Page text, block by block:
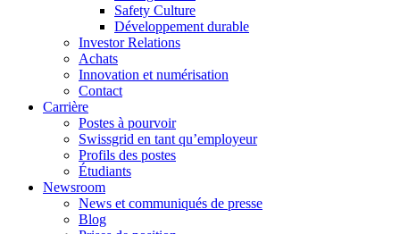
Safety Culture
Développement durable
Investor Relations
Achats
Innovation et numérisation
Contact
Carrière
Postes à pourvoir
Swissgrid en tant qu’employeur
Profils des postes
Étudiants
Newsroom
News et communiqués de presse
Blog